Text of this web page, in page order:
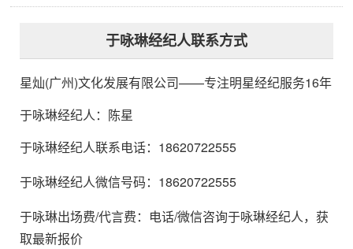
于咏琳经纪人联系方式
星灿(广州)文化发展有限公司——专注明星经纪服务16年
于咏琳经纪人： 陈星
于咏琳经纪人联系电话：18620722555
于咏琳经纪人微信号码：18620722555
于咏琳出场费/代言费：电话/微信咨询于咏琳经纪人，获
取最新报价